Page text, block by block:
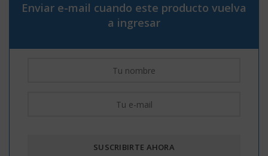
Enviar e-mail cuando este producto vuelva
a ingresar